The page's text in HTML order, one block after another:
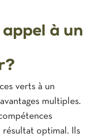
à un
verts à un
multiples.
résultat optimal. Ils